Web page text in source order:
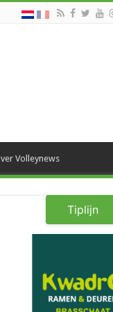
Volleynews
Tiplijn